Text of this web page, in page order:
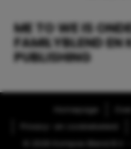
ME TO WE IS
FAMILYBLEND EN
PUBLISHING
Homepage